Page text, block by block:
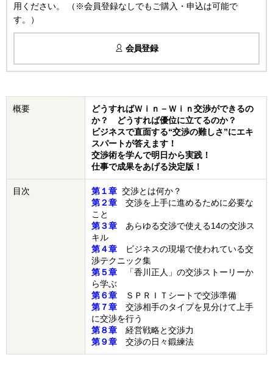
用ください。 （※会員登録なしでもご購入・申込は可能で
す。）
会員登録
概要
どうすればＷｉｎ－Ｗｉｎ交渉ができるの
か？ どうすれば優位に立てるのか？
ビジネスで直面する“交渉の難しさ”にエキ
スパートが答えます！
交渉術を学んで明日から実践！
仕事で成果をあげる決定版！
目次 第１章 交渉とは何か？
第２章 交渉を上手に進めるために必要な
こと
第３章 あらゆる交渉で使える14の交渉ス
キル
第４章 ビジネスの現場で使われている交
渉テクニック集
第５章 「香川正人」の交渉ストーリーか
ら学ぶ
第６章 ＳＰＲＩＴシートで交渉準備
第７章 交渉相手のタイプを見分けて上手
に交渉を行う
第８章
経営戦略と交渉力
第９章 交渉の日々鍛練法